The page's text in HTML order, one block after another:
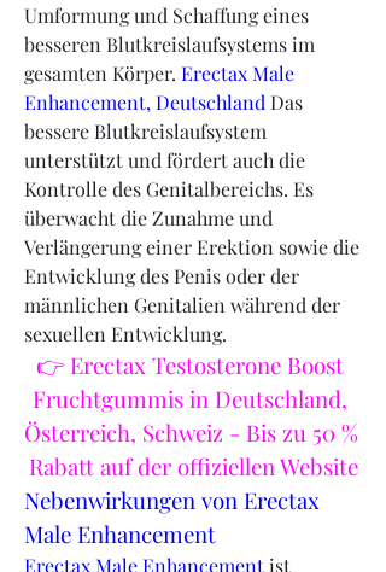
Umformung und Schaffung eines
besseren Blutkreislaufsystems im
gesamten Körper. Erectax Male
Enhancement, Deutschland Das
bessere Blutkreislaufsystem
unterstützt und fördert auch die
Kontrolle des Genitalbereichs. Es
überwacht die Zunahme und
Verlängerung einer Erektion sowie die
Entwicklung des Penis oder der
männlichen Genitalien während der
sexuellen Entwicklung.
👉 Erectax Testosterone Boost
Fruchtgummis in Deutschland,
Österreich, Schweiz - Bis zu 50 %
Rabatt auf der offiziellen Website
Nebenwirkungen von Erectax
Male Enhancement
Erectax Male Enhancement ist